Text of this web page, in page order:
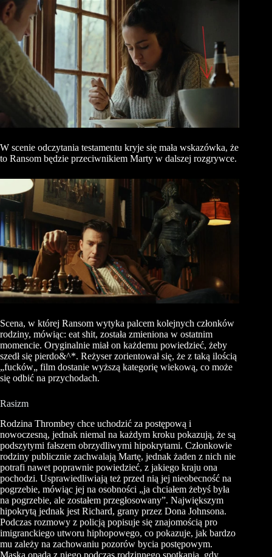
W scenie odczytania testamentu kryje się mała wskazówka, że
to Ransom będzie przeciwnikiem Marty w dalszej rozgrywce.
Scena, w której Ransom wytyka palcem kolejnych członków
rodziny, mówiąc: eat shit, została zmieniona w ostatnim
momencie. Oryginalnie miał on każdemu powiedzieć, żeby
szedł się pierdo&^*. Reżyser zorientował się, że z taką ilością
„fucków„ film dostanie wyższą kategorię wiekową, co może
się odbić na przychodach.
Rasizm
Rodzina Thrombey chce uchodzić za postępową i
nowoczesną, jednak niemal na każdym kroku pokazują, że są
podszytymi fałszem obrzydliwymi hipokrytami. Członkowie
rodziny publicznie zachwalają Martę, jednak żaden z nich nie
potrafi nawet poprawnie powiedzieć, z jakiego kraju ona
pochodzi. Usprawiedliwiają też przed nią jej nieobecność na
pogrzebie, mówiąc jej na osobności „ja chciałem żebyś była
na pogrzebie, ale zostałem przegłosowany”. Największym
hipokrytą jednak jest Richard, grany przez Dona Johnsona.
Podczas rozmowy z policją popisuje się znajomością pro
imigranckiego utworu hiphopowego, co pokazuje, jak bardzo
mu zależy na zachowaniu pozorów bycia postępowym.
Maska opada z niego podczas rodzinnego spotkania, gdy